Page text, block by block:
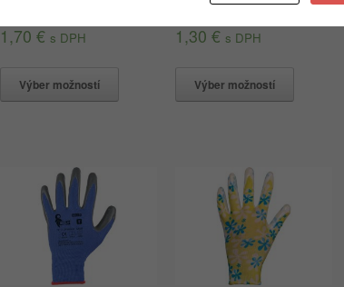
1,70€ s DPH
Výber možností
4WRK SHIELD OLEJ
1,30 € s DPH
Výber možností